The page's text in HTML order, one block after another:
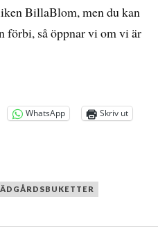
BillaBlom, men du kan
förbi, så öppnar vi om vi är
WhatsApp
Skriv ut